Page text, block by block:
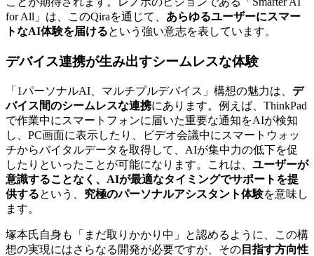
for All」は、このQiraを通じて、 あらゆるユーザーにスマー
トなAI体験を届けるという強い意志を表しています。
デバイス連携が生み出すシームレスな体験
「1パーソナルAI、マルチプルデバイス」構想の魅力は、 デ
バイス間のシームレスな連携にあります。例えば、ThinkPad
で作業中にスマートフォンに届いた重要な通知をAIが検知
し、PC画面に表示したり、ビデオ会議中にスマートウォッ
チからバイタルデータを取得して、AIが集中力の低下を促
したりといったことが可能になります。これは、 ユーザーが
意識することなく、AIが最適なタイミングでサポートを提
供するという、 究極のパーソナルアシスタント体験を意味し
ます。
塚本氏自身も「まだ取りかかり中」と認めるように、この構
想の実現にはさらなる開発が必要ですが、その 目指す方向性